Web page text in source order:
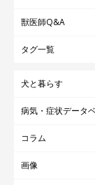
獣医師Q&A
タグ一覧
犬と暮らす
病気・症状データ
コラム
画像